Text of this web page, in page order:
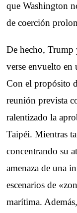
que Washington
de coerción
De hecho, Trump
verse envuelto en
Con el propósito
reunión prevista
ralentizado la
Taipéi. Mientras
concentrando su
amenaza de una
escenarios de
marítima.